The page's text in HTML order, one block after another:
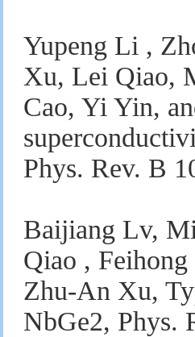
Yupeng Li ,
Xu, Lei Qiao,
Cao, Yi Yin,
Phys. Rev. B
Baijiang Lv,
Qiao ,
Zhu-An Xu,
NbGe2, Phys.